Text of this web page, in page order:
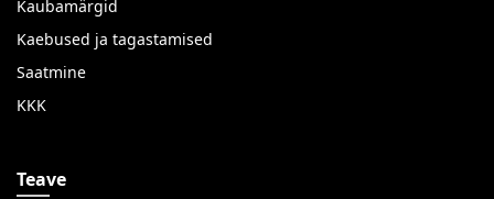
Kaubamärgid
Kaebused ja tagastamised
Saatmine
KKK
Teave